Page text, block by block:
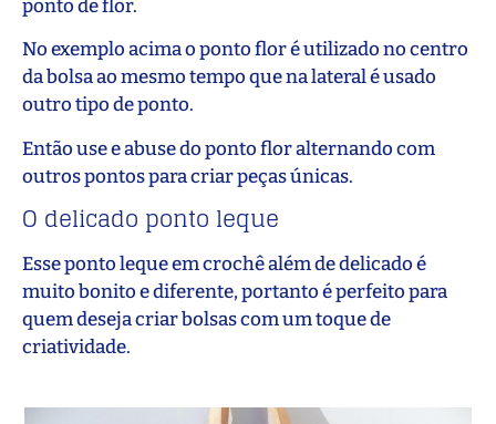
ponto de flor.
No exemplo acima o ponto flor é utilizado no centro
da bolsa ao mesmo tempo que na lateral é usado
outro tipo de ponto.
Então use e abuse do ponto flor alternando com
outros pontos para criar peças únicas.
O delicado ponto leque
Esse ponto leque em crochê além de delicado é
muito bonito e diferente, portanto é perfeito para
quem deseja criar bolsas com um toque de
criatividade.